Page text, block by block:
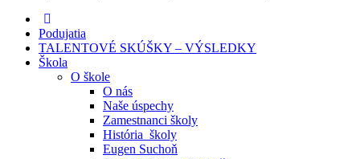
Podujatia
TALENTOVÉ SKÚŠKY – VÝSLEDKY
Škola
O škole
O nás
Naše úspechy
Zamestnanci školy
História školy
Eugen Suchoň